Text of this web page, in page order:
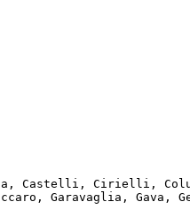
Castelli, Cirielli,
Garavaglia, Gava,